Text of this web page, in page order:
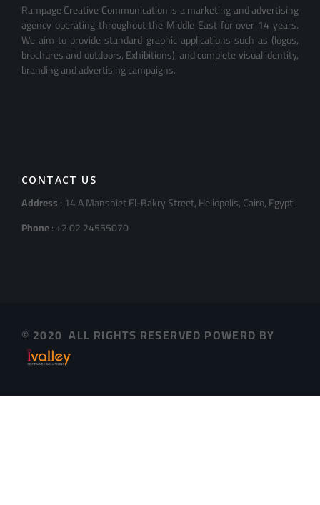
Rampage Creative Communication is a marketing and advertising
agency operating throughout the Middle East for over 14 years.
We aim to provide standard graphic applications such as (logos,
brochures and outdoors, Exhibitions), and complete visual identity,
branding and advertising campaigns.
CONTACT US
Address: 14 A Manshiet El-Bakry Street, Heliopolis, Cairo, Egypt.
Phone: +2 02 24555070
© 2020 ALL RIGHTS RESERVED POWERD BY